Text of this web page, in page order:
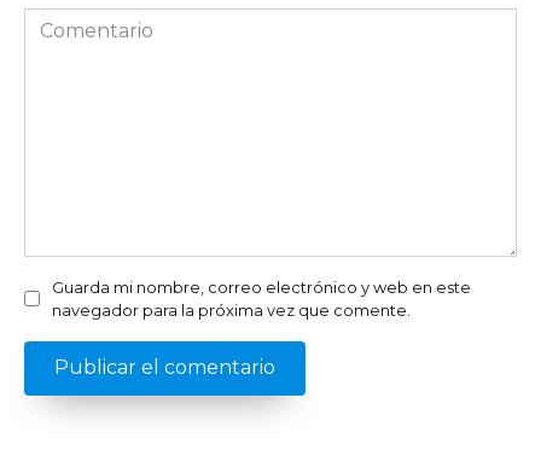
*Comentario
Guarda mi nombre, correo electrónico y web en este
navegador para la próxima vez que comente.